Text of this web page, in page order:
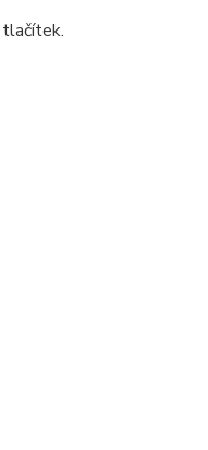
tlačítek.